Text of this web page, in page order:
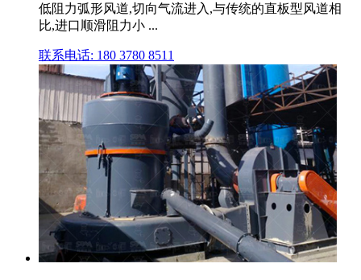
低阻力弧形风道,切向气流进入,与传统的直板型风道相
比,进口顺滑阻力小 ...
联系电话: 180 3780 8511